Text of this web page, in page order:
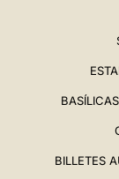
BILLETES